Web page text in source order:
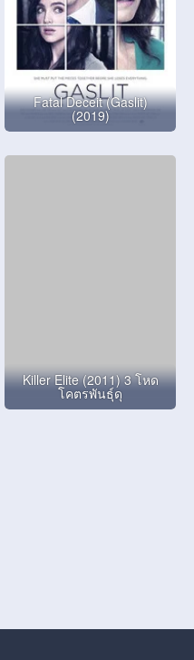
Fatal Deceit (Gaslit)
(2019)
Killer Elite (2011) 3 โหด
โคตรพันธุ์ดุ